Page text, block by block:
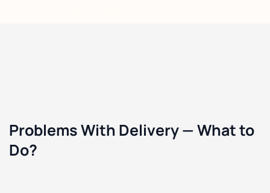
Problems With Delivery — What to
Do?